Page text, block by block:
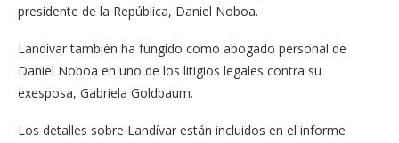
presidente de la República, Daniel Noboa.
Landívar también ha fungido como abogado personal de
Daniel Noboa en uno de los litigios legales contra su
exesposa, Gabriela Goldbaum.
Los detalles sobre Landívar están incluidos en el informe